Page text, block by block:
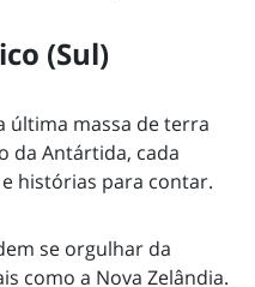
(Sul)
última massa de terra
da Antártida, cada
histórias para contar.
se orgulhar da
como a Nova Zelândia.